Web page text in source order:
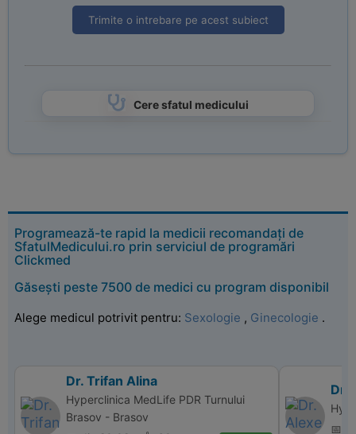
Trimite o intrebare pe acest subiect
Cere sfatul medicului
Programează-te rapid la medicii recomandați de
SfatulMedicului.ro prin serviciul de programări
Clickmed
Găsești peste 7500 de medici cu program disponibil
Alege medicul potrivit pentru: Sexologie , Ginecologie .
Dr. Trifan Alina
Hyperclinica MedLife PDR Turnului
Brasov - Brasov
Dr.
📅